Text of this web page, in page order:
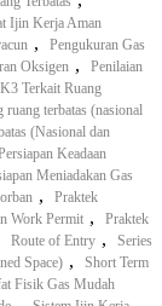
Ijin Kerja Aman
,
Pengukuran Gas
Oksigen ,
Penilaian
Terkait Ruang
ruang terbatas (nasional
(Nasional dan
Keadaan
Meniadakan Gas
,
Praktek
Work Permit ,
Praktek
Route of Entry ,
Series
Space) ,
Short Term
Fisik Gas Mudah